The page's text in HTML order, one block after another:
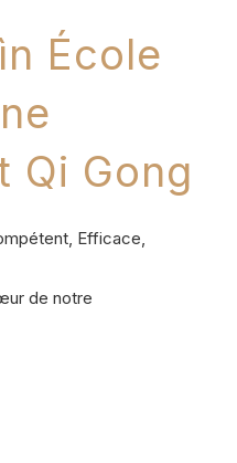
École
Qi Gong
Efficace,
de notre